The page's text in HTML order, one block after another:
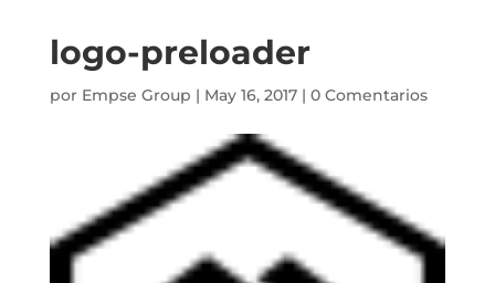
logo-preloader
por Empse Group | May 16, 2017| 0 Comentarios